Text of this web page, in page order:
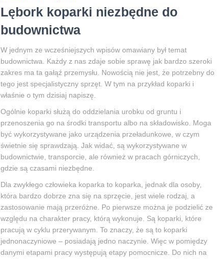
Lębork koparki niezbędne do
budownictwa
W jednym ze wcześniejszych wpisów omawiany był temat
budownictwa. Każdy z nas zdaje sobie sprawę jak bardzo szeroki
zakres ma ta gałąź przemysłu. Nowością nie jest, że potrzebny do
tego jest specjalistyczny sprzęt. W tym na przykład koparki i
właśnie o tym dzisiaj napiszę.
Ogólnie koparki służą do oddzielania urobku od gruntu i
przenoszenia go na środki transportu albo na składowisko. Moga
być wykorzystywane jako urządzenia przeładunkowe, w czym
świetnie się sprawdzają. Jak widać, są wykorzystywane w
budownictwie, transporcie, ale również w pracach górniczych,
gdzie są czasami niezbędne.
Dla zwykłego człowieka koparka to koparka, jednak dla osoby,
która bardzo dobrze zna się na sprzęcie, jest wiele rodzaj, a
zastosowanie mają przeróżne. Po pierwsze można je podzielić ze
względu na charakter pracy, którą wykonuje. Są koparki, które
pracują w cyklu przerywanym. To znaczy, że są to koparki
jednonaczyniowe – posiadają jedno naczynie. Więc w pomiędzy
danymi etapami pracy występują etapy pomocnicze. Do nich na